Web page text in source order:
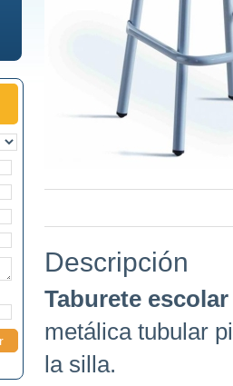
Descripción
Taburete
metálica tubular
la silla.